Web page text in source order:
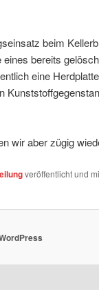
beim
bereits
eine
wir aber zügig
veröffentlicht und